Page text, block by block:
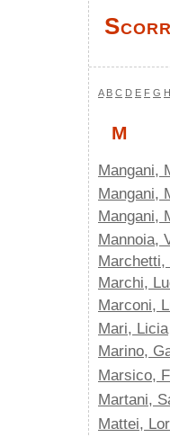
A B C D E F G H
M
Mangani,
Mangani,
Mangani,
Mannoia,
Marchetti,
Marchi,
Marconi,
Mari, Licia
Marino,
Marsico,
Martani,
Mattei,